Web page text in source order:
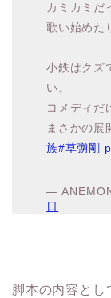
カミカミだ
歌い始めた
小鉄はクズ
い。
コメディだ
まさかの展
族#草彅剛
—
日
脚本の内容とし